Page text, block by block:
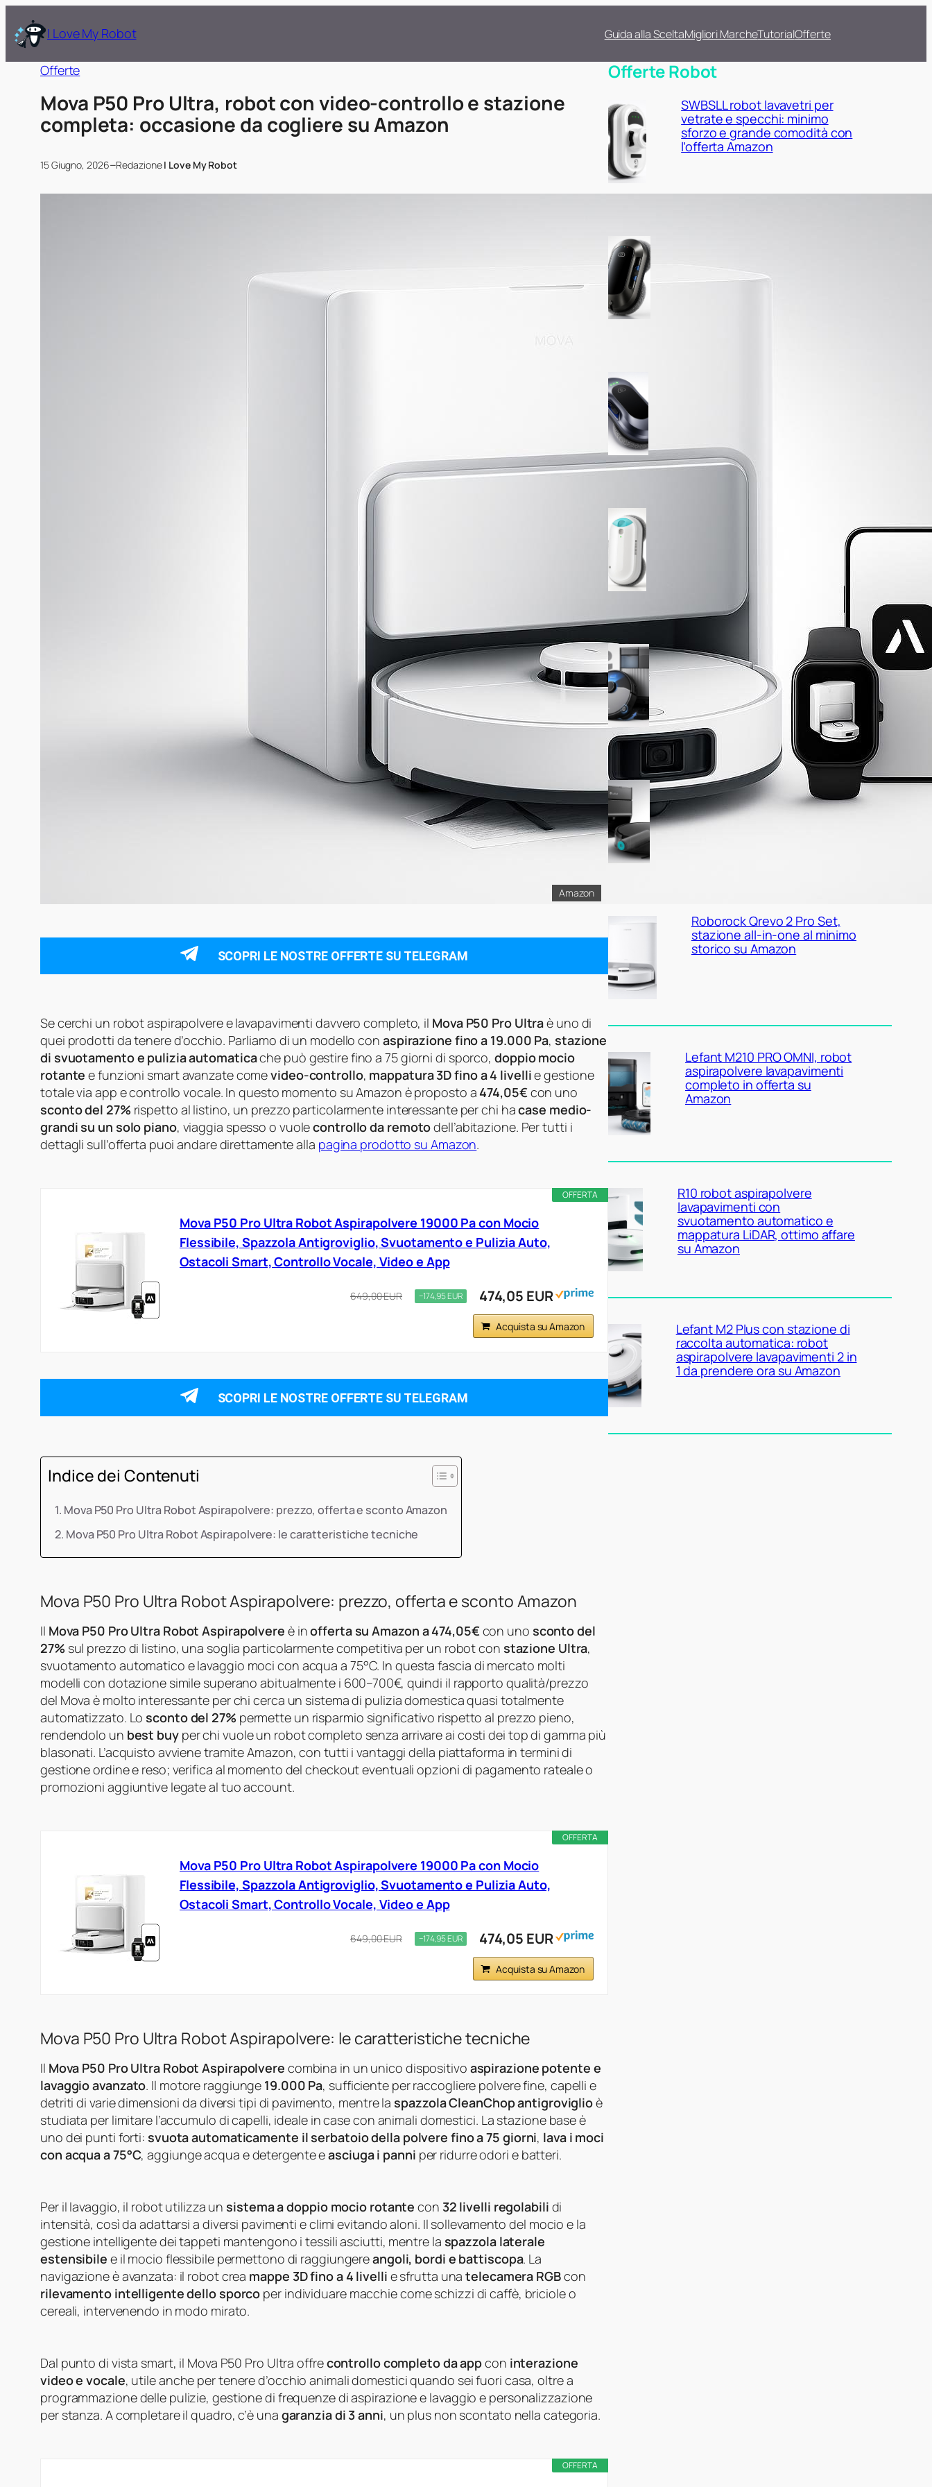
I Love My Robot Guida alla SceltaMigliori MarcheTutorialOfferte
Offerte
Mova P50 Pro Ultra, robot con video-controllo e stazione
completa: occasione da cogliere su Amazon
15 Giugno, 2026–RedazioneI Love My Robot
Amazon
SCOPRI LE NOSTRE OFFERTE SU TELEGRAM
Se cerchi un robot aspirapolvere e lavapavimenti davvero completo, il Mova P50 Pro Ultraè uno di
quei prodotti da tenere d’occhio. Parliamo di un modello con aspirazione fino a 19.000 Pa, stazione
di svuotamento e pulizia automaticache può gestire fino a 75 giorni di sporco, doppio mocio
rotante e funzioni smart avanzate comevideo-controllo, mappatura 3D fino a 4 livellie gestione
totale via app e controllo vocale. In questo momento su Amazon è proposto a 474,05€con uno
sconto del 27% rispetto al listino, un prezzo particolarmente interessante per chi hacase medio-
grandi su un solo piano, viaggia spesso o vuolecontrollo da remotodell’abitazione. Per tutti i
dettagli sull’offerta puoi andare direttamente alla pagina prodotto su Amazon.
OFFERTA
Mova P50 Pro Ultra Robot Aspirapolvere 19000 Pa con Mocio
Flessibile, Spazzola Antigroviglio, Svuotamento e Pulizia Auto,
Ostacoli Smart, Controllo Vocale, Video e App
649,00 EUR −174,95 EUR 474,05 EUR
Acquista su Amazon
SCOPRI LE NOSTRE OFFERTE SU TELEGRAM
Indice dei Contenuti
Mova P50 Pro Ultra Robot Aspirapolvere: prezzo, offerta e sconto Amazon
Mova P50 Pro Ultra Robot Aspirapolvere: le caratteristiche tecniche
Mova P50 Pro Ultra Robot Aspirapolvere: prezzo, offerta e sconto Amazon
Il Mova P50 Pro Ultra Robot Aspirapolvere è inofferta su Amazon a 474,05€con uno sconto del
27% sul prezzo di listino, una soglia particolarmente competitiva per un robot con stazione Ultra,
svuotamento automatico e lavaggio moci con acqua a 75°C. In questa fascia di mercato molti
modelli con dotazione simile superano abitualmente i 600–700€, quindi il rapporto qualità/prezzo
del Mova è molto interessante per chi cerca un sistema di pulizia domestica quasi totalmente
automatizzato. Losconto del 27% permette un risparmio significativo rispetto al prezzo pieno,
rendendolo un best buyper chi vuole un robot completo senza arrivare ai costi dei top di gamma più
blasonati. L’acquisto avviene tramite Amazon, con tutti i vantaggi della piattaforma in termini di
gestione ordine e reso; verifica al momento del checkout eventuali opzioni di pagamento rateale o
promozioni aggiuntive legate al tuo account.
OFFERTA
Mova P50 Pro Ultra Robot Aspirapolvere 19000 Pa con Mocio
Flessibile, Spazzola Antigroviglio, Svuotamento e Pulizia Auto,
Ostacoli Smart, Controllo Vocale, Video e App
649,00 EUR −174,95 EUR 474,05 EUR
Acquista su Amazon
Mova P50 Pro Ultra Robot Aspirapolvere: le caratteristiche tecniche
Il Mova P50 Pro Ultra Robot Aspirapolvere combina in un unico dispositivo aspirazione potente e
lavaggio avanzato. Il motore raggiunge 19.000 Pa, sufficiente per raccogliere polvere fine, capelli e
detriti di varie dimensioni da diversi tipi di pavimento, mentre laspazzola CleanChop antigroviglioè
studiata per limitare l’accumulo di capelli, ideale in case con animali domestici. La stazione base è
uno dei punti forti: svuota automaticamente il serbatoio della polvere fino a 75 giorni, lava i moci
con acqua a 75°C, aggiunge acqua e detergente easciuga i panni per ridurre odori e batteri.
Per il lavaggio, il robot utilizza unsistema a doppio mocio rotante con 32 livelli regolabili di
intensità, così da adattarsi a diversi pavimenti e climi evitando aloni. Il sollevamento del mocio e la
gestione intelligente dei tappeti mantengono i tessili asciutti, mentre la spazzola laterale
estensibile e il mocio flessibile permettono di raggiungereangoli, bordi e battiscopa. La
navigazione è avanzata: il robot crea mappe 3D fino a 4 livelli e sfrutta unatelecamera RGBcon
rilevamento intelligente dello sporco per individuare macchie come schizzi di caffè, briciole o
cereali, intervenendo in modo mirato.
Dal punto di vista smart, il Mova P50 Pro Ultra offrecontrollo completo da appcon interazione
video e vocale, utile anche per tenere d’occhio animali domestici quando sei fuori casa, oltre a
programmazione delle pulizie, gestione di frequenze di aspirazione e lavaggio e personalizzazione
per stanza. A completare il quadro, c’è una garanzia di 3 anni, un plus non scontato nella categoria.
OFFERTA
Offerte Robot
SWBSLL robot lavavetri per
vetrate e specchi: minimo
sforzo e grande comodità con
l’offerta Amazon
portefinestre più puliti con lo
sconto Amazon
Ultenic MX50, robot
aspirapolvere e lavapavimenti
con stazione all-in-one a
prezzo ribassato
Lefant M5 Pro con base
autosvuotante, occasione
interessante per chi vuole
fare upgrade
Roborock Qrevo 2 Pro Set,
stazione all-in-one al minimo
storico su Amazon
Lefant M210 PRO OMNI, robot
aspirapolvere lavapavimenti
completo in offerta su
Amazon
R10 robot aspirapolvere
lavapavimenti con
svuotamento automatico e
mappatura LiDAR, ottimo affare
su Amazon
Lefant M2 Plus con stazione di
raccolta automatica: robot
aspirapolvere lavapavimenti 2 in
1 da prendere ora su Amazon